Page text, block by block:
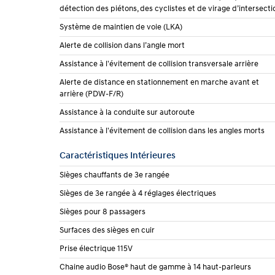
détection des piétons, des cyclistes et de virage
Système de maintien de voie (LKA)
Alerte de collision dans l’angle mort
Assistance à l'évitement de collision transversale arrière
Alerte de distance en stationnement en marche avant et
arrière (PDW-F/R)
Assistance à la conduite sur autoroute
Assistance à l'évitement de collision dans les angles morts
Caractéristiques Intérieures
Sièges chauffants de 3e rangée
Sièges de 3e rangée à 4 réglages électriques
Sièges pour 8 passagers
Surfaces des sièges en cuir
Prise électrique 115V
Chaine audio Bose® haut de gamme à 14 haut-parleurs